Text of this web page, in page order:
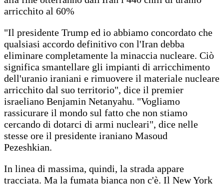
arricchito al 60%
"Il presidente Trump ed io abbiamo concordato che
qualsiasi accordo definitivo con l'Iran debba
eliminare completamente la minaccia nucleare. Ciò
significa smantellare gli impianti di arricchimento
dell'uranio iraniani e rimuovere il materiale nucleare
arricchito dal suo territorio", dice il premier
israeliano Benjamin Netanyahu. "Vogliamo
rassicurare il mondo sul fatto che non stiamo
cercando di dotarci di armi nucleari", dice nelle
stesse ore il presidente iraniano Masoud
Pezeshkian.
In linea di massima, quindi, la strada appare
tracciata. Ma la fumata bianca non c'è. Il New York